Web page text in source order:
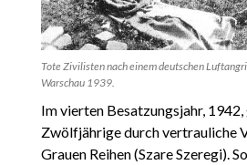
Tote Zivilisten nach einem deutschen
Warschau 1939.
Im vierten Besatzungsjahr,
Zwölfjährige durch vertrauliche
Grauen Reihen (Szare Szeregi).